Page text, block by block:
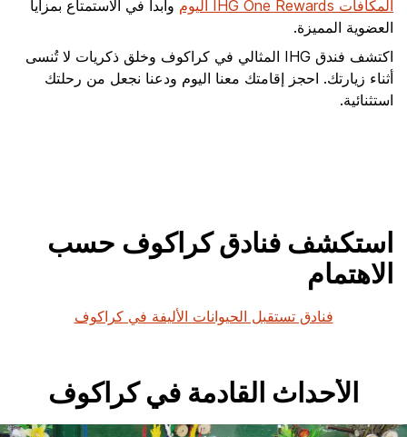
المكافآت IHG One Rewards اليوم
وابدأ في الاستمتاع بمزايا
العضوية المميزة.
اكتشف فندق IHG المثالي في كراكوف وخلق ذكريات لا تُنسى
أثناء زيارتك. احجز إقامتك معنا اليوم ودعنا نجعل من رحلتك
استثنائية.
استكشف فنادق كراكوف حسب
الاهتمام
فنادق تستقبل الحيوانات الأليفة في كراكوف
الأحداث القادمة في كراكوف